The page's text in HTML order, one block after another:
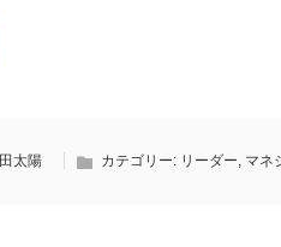
太陽 カテゴリー: リーダー, マネ